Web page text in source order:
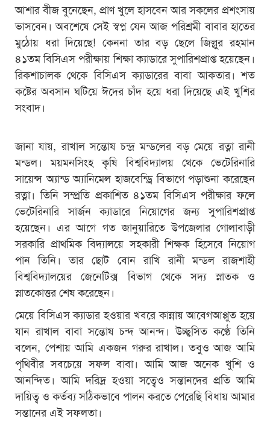
আশার বীজ বুনেছেন, প্রাণ খুলে হাসবেন আর সকলের প্রশংসায়
ভাসবেন। অবশেষে সেই স্বপ্ন যেন আজ পরিশ্রমী বাবার হাতের
মুঠোয় ধরা দিয়েছে! কেননা তার বড় ছেলে জিল্লুর রহমান
৪১তম বিসিএস পরীক্ষায় শিক্ষা ক্যাডারে সুপারিশপ্রাপ্ত হয়েছেন।
রিকশাচালক থেকে বিসিএস ক্যাডারের বাবা আকতার। শত
কষ্টের অবসান ঘটিয়ে ঈদের চাঁদ হয়ে ধরা দিয়েছে এই খুশির
সংবাদ।
জানা যায়, রাখাল সন্তোষ চন্দ্র মন্ডলের বড় মেয়ে রত্না রানী
মন্ডল। ময়মনসিংহ কৃষি বিশ্ববিদ্যালয় থেকে ভেটেরিনারি
সায়েন্স অ্যান্ড অ্যানিমেল হাজবেন্ড্রি বিভাগে পড়াশুনা করেছেন
রত্না। তিনি সম্প্রতি প্রকাশিত ৪১তম বিসিএস পরীক্ষার ফলে
ভেটেরিনারি সার্জন ক্যাডারে নিয়োগের জন্য সুপারিশপ্রাপ্ত
হয়েছেন। এর আগে গত জানুয়ারিতে উপজেলার গোলাবাড়ী
সরকারি প্রাথমিক বিদ্যালয়ে সহকারী শিক্ষক হিসেবে নিয়োগ
পান তিনি। তার ছোট বোন রাখি রানী মন্ডল রাজশাহী
বিশ্ববিদ্যালয়ের জেনেটিক্স বিভাগ থেকে সদ্য স্নাতক ও
স্নাতকোত্তর শেষ করেছেন।
মেয়ে বিসিএস ক্যাডার হওয়ার খবরে কান্নায় আবেগআপ্পুত হয়ে
যান রাখাল বাবা সন্তোষ চন্দ আনন্দ। উচ্ছ্বসিত কণ্ঠে তিনি
বলেন, পেশায় আমি একজন গরুর রাখাল। তবুও আজ আমি
পৃথিবীর সবচেয়ে সফল বাবা। আমি আজ অনেক খুশি ও
আনন্দিত। আমি দরিদ্র হওয়া সত্বেও সন্তানদের প্রতি আমি
দায়িত্ব ও কর্তব্য সঠিকভাবে পালন করতে পেরেছি বিধায় আমার
সন্তানের এই সফলতা।